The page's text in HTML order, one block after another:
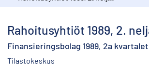
Rahoitusyhtiöt 1989, 2.
Finansieringsbolag 1989, 2a kvartalet
Tilastokeskus